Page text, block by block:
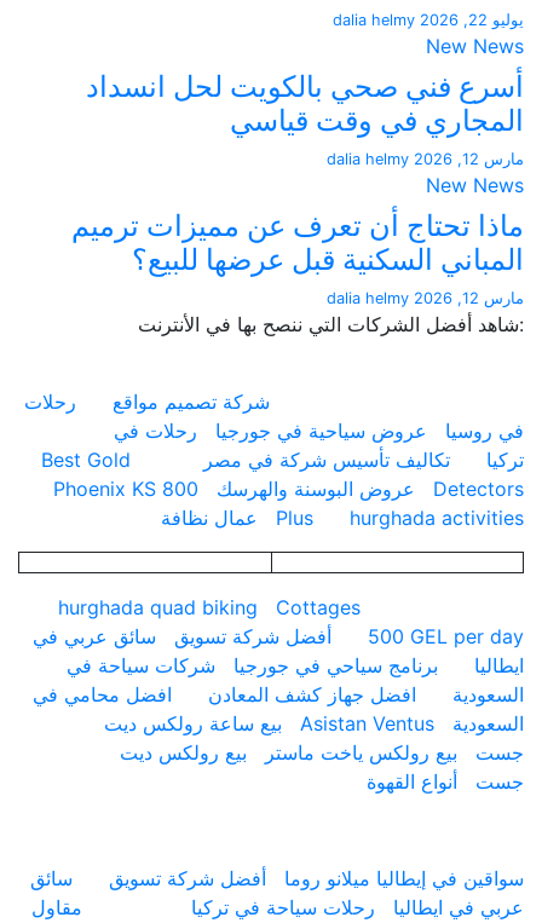
dalia helmy
New
فني صحي بالكويت لحل انسداد
في وقت قياسي
dalia helmy
New
تحتاج أن تعرف عن مميزات ترميم
السكنية قبل عرضها للبيع؟
dalia helmy
الشركات التي ننصح بها في الأنترنت
شركة تصميم مواقع
رحلات
عروض سياحية في جورجيا
رحلات في
تكاليف تأسيس شركة في مصر
Best Gold
عروض البوسنة والهرسك
Phoenix KS 800
Plus
hurghada عمال نظافة
hurghada quad biking
Cottages
500 GEL
أفضل شركة تسويق
سائق عربي في
برنامج سياحي في جورجيا
شركات سياحة في
افضل جهاز كشف المعادن
افضل محامي في
Asistan Ventus
بيع ساعة رولكس ديت
بيع رولكس ياخت ماستر
بيع رولكس ديت
أنواع القهوة
في إيطاليا ميلانو روما
أفضل شركة تسويق
سائق
ايطاليا
رحلات سياحة في تركيا